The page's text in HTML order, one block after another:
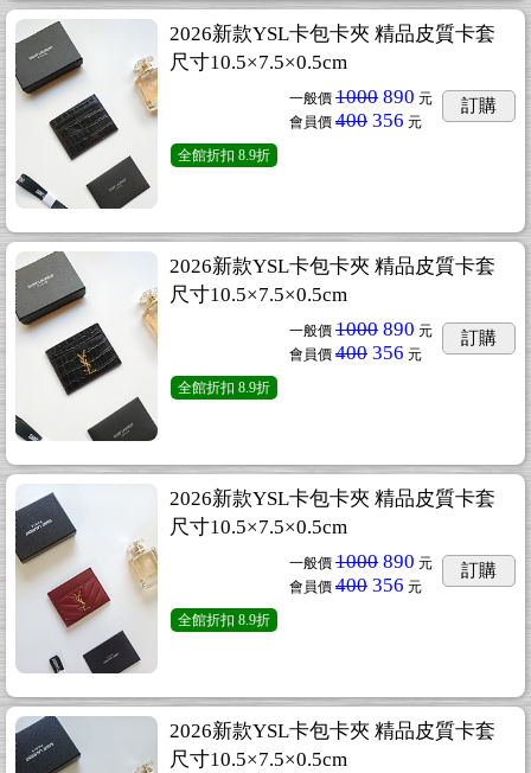
2026新款YSL卡包卡夾 精品皮質卡套
尺寸10.5×7.5×0.5cm
一般價 1000 890 元
會員價 400 356 元
訂購
全館折扣 8.9折
2026新款YSL卡包卡夾 精品皮質卡套
尺寸10.5×7.5×0.5cm
一般價 1000 890 元
會員價 400 356 元
訂購
全館折扣 8.9折
2026新款YSL卡包卡夾 精品皮質卡套
尺寸10.5×7.5×0.5cm
一般價 1000 890 元
會員價 400 356 元
訂購
全館折扣 8.9折
2026新款YSL卡包卡夾 精品皮質卡套
尺寸10.5×7.5×0.5cm